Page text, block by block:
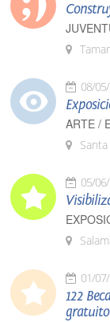
08/
ARTE /
05/
01/
122
gratuito